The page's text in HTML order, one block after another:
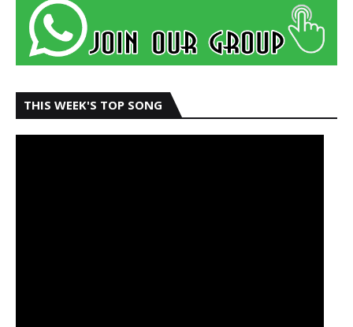
THIS WEEK'S TOP SONG